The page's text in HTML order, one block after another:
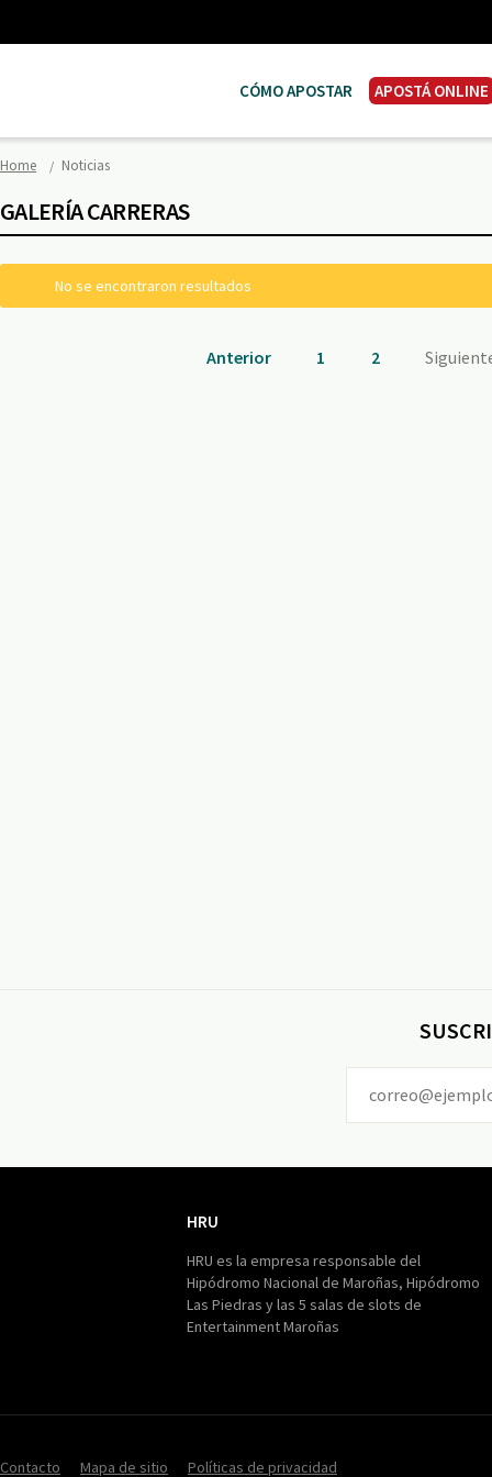
CÓMO APOSTAR APOSTÁ ONLINE
Home Noticias
GALERÍA CARRERAS
No se encontraron resultados
Anterior 1 2
HRU
HRU es la empresa responsable del
Hipódromo Nacional de Maroñas, Hipódromo
Las Piedras y las 5 salas de slots de
Entertainment Maroñas
Contacto Mapa de sitio Políticas de privacidad